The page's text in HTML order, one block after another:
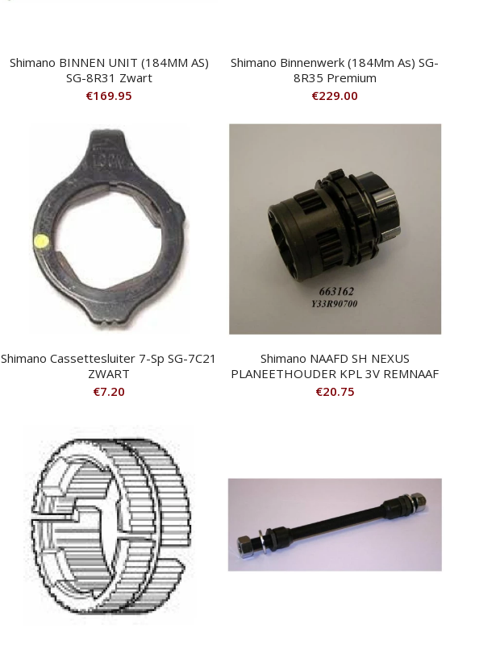
Shimano BINNEN UNIT (184MM AS)
SG-8R31 Zwart
€169.95
Shimano Binnenwerk (184Mm As) SG-
8R35 Premium
€229.00
Shimano Cassettesluiter 7-Sp SG-7C21
ZWART
€7.20
Shimano NAAFD SH NEXUS
PLANEETHOUDER KPL 3V REMNAAF
€20.75